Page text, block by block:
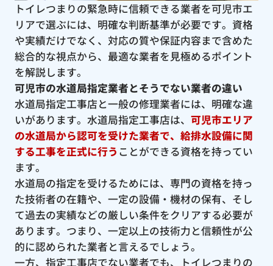
トイレつまりの緊急時に信頼できる業者を可児市エ
リアで選ぶには、明確な判断基準が必要です。資格
や実績だけでなく、対応の質や保証内容まで含めた
総合的な視点から、最適な業者を見極めるポイント
を解説します。
可児市の水道局指定業者とそうでない業者の違い
水道局指定工事店と一般の修理業者には、明確な違
いがあります。水道局指定工事店は、 可児市エリア
の水道局から認可を受けた業者で、給排水設備に関
する工事を正式に行う ことができる資格を持ってい
ます。
水道局の指定を受けるためには、専門の資格を持っ
た技術者の在籍や、一定の設備・機材の保有、そし
て過去の実績などの厳しい条件をクリアする必要が
あります。つまり、一定以上の技術力と信頼性が公
的に認められた業者と言えるでしょう。
一方、指定工事店でない業者でも、トイレつまりの